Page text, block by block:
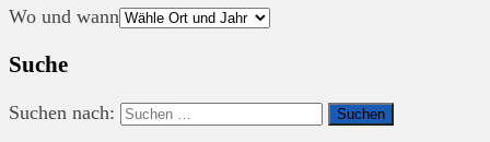
Wo und wann
Suche
Suchen nach: